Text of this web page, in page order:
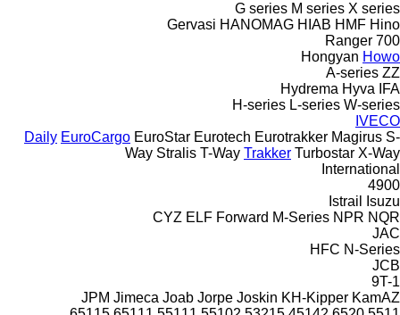
G series M series X series
Gervasi HANOMAG HIAB HMF Hino
700
Ranger
Hongyan Howo
A-series ZZ
Hydrema Hyva
IFA
H-series L-series W-series
IVECO
Daily EuroCargo EuroStar Eurotech Eurotrakker Magirus S-
Way Stralis T-Way Trakker Turbostar X-Way
International
4900
Istrail
Isuzu
CYZ ELF Forward M-Series NPR NQR
JAC
HFC N-Series
JCB
9T-1
JPM Jimeca Joab Jorpe Joskin KH-Kipper KamAZ